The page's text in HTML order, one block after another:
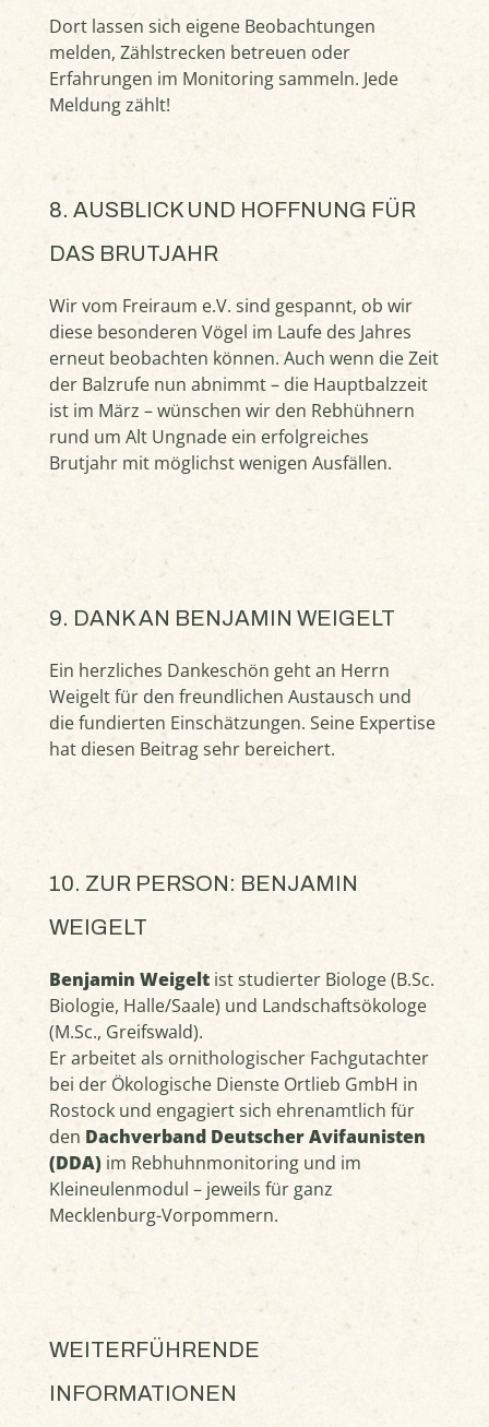
Dort lassen sich eigene Beobachtungen
melden, Zählstrecken betreuen oder
Erfahrungen im Monitoring sammeln. Jede
Meldung zählt!
8. AUSBLICK UND HOFFNUNG FÜR
DAS BRUTJAHR
Wir vom Freiraum e.V. sind gespannt, ob wir
diese besonderen Vögel im Laufe des Jahres
erneut beobachten können. Auch wenn die Zeit
der Balzrufe nun abnimmt – die Hauptbalzzeit
ist im März – wünschen wir den Rebhühnern
rund um Alt Ungnade ein erfolgreiches
Brutjahr mit möglichst wenigen Ausfällen.
9. DANK AN BENJAMIN WEIGELT
Ein herzliches Dankeschön geht an Herrn
Weigelt für den freundlichen Austausch und
die fundierten Einschätzungen. Seine Expertise
hat diesen Beitrag sehr bereichert.
10. ZUR PERSON: BENJAMIN
WEIGELT
Benjamin Weigeltist studierter Biologe (B.Sc.
Biologie, Halle/Saale) und Landschaftsökologe
(M.Sc., Greifswald).
Er arbeitet als ornithologischer Fachgutachter
bei der Ökologische Dienste Ortlieb GmbH in
Rostock und engagiert sich ehrenamtlich für
den Dachverband Deutscher Avifaunisten
(DDA)im Rebhuhnmonitoring und im
Kleineulenmodul – jeweils für ganz
Mecklenburg-Vorpommern.
WEITERFÜHRENDE
INFORMATIONEN